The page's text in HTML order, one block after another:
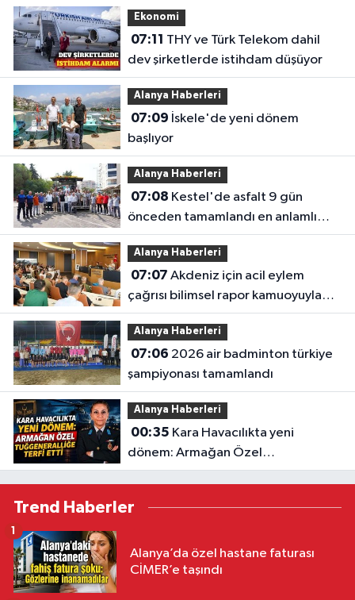
Ekonomi
07:11
dev şirketlerde istihdam düşüyor
Alanya Haberleri
07:09
başlıyor
Alanya Haberleri
07:08
önceden tamamlandı en anlamlı
teşekkür iş makinesinin üzerine
bırakıldı
Alanya Haberleri
07:07
çağrısı bilimsel rapor kamuoyuyla
paylaşıldı: "akdeniz'i korumak
zorundayız"
Alanya Haberleri
07:06
şampiyonası tamamlandı
Alanya Haberleri
00:35
dönem: Armağan Özel
Tuğgeneralliğe terfi etti
Trend Haberler
Alanya’da özel hastane faturası
CİMER’e taşındı
1